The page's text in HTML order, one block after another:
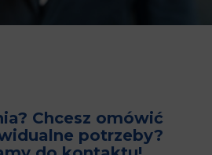
Chcesz omówić
potrzeby?